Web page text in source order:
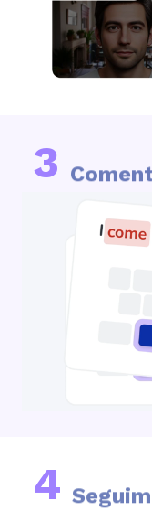
3
4